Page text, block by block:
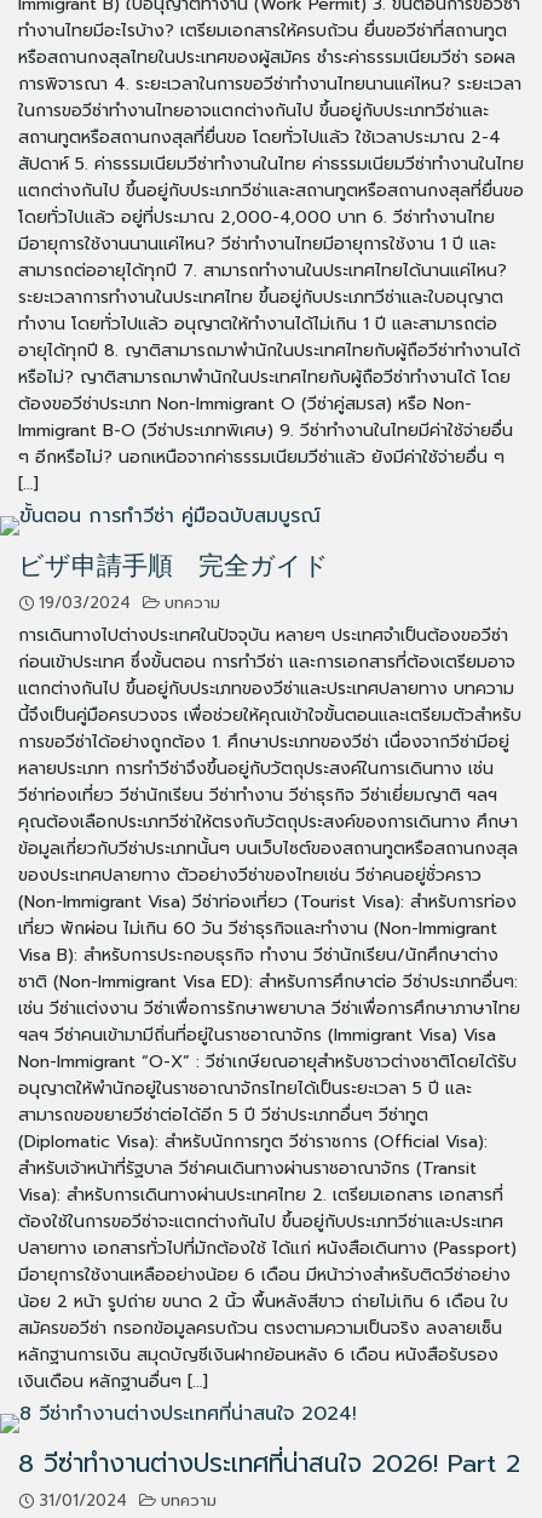
ทำงานไทยมีอะไรบ้าง? เตรียมเอกสารให้ครบถ้วน ยื่นขอวีซ่าที่สถานทูต
หรือสถานกงสุลไทยในประเทศของผู้สมัคร ชำระค่าธรรมเนียมวีซ่า รอผล
การพิจารณา 4. ระยะเวลาในการขอวีซ่าทำงานไทยนานแค่ไหน? ระยะเวลา
ในการขอวีซ่าทำงานไทยอาจแตกต่างกันไป ขึ้นอยู่กับประเภทวีซ่าและ
สถานทูตหรือสถานกงสุลที่ยื่นขอ โดยทั่วไปแล้ว ใช้เวลาประมาณ 2-4
สัปดาห์ 5. ค่าธรรมเนียมวีซ่าทำงานในไทย ค่าธรรมเนียมวีซ่าทำงานในไทย
แตกต่างกันไป ขึ้นอยู่กับประเภทวีซ่าและสถานทูตหรือสถานกงสุลที่ยื่นขอ
โดยทั่วไปแล้ว อยู่ที่ประมาณ 2,000-4,000 บาท 6. วีซ่าทำงานไทย
มีอายุการใช้งานนานแค่ไหน? วีซ่าทำงานไทยมีอายุการใช้งาน 1 ปี และ
สามารถต่ออายุได้ทุกปี 7. สามารถทำงานในประเทศไทยได้นานแค่ไหน?
ระยะเวลาการทำงานในประเทศไทย ขึ้นอยู่กับประเภทวีซ่าและใบอนุญาต
ทำงาน โดยทั่วไปแล้ว อนุญาตให้ทำงานได้ไม่เกิน 1 ปี และสามารถต่อ
อายุได้ทุกปี 8. ญาติสามารถมาพำนักในประเทศไทยกับผู้ถือวีซ่าทำงานได้
หรือไม่? ญาติสามารถมาพำนักในประเทศไทยกับผู้ถือวีซ่าทำงานได้ โดย
ต้องขอวีซ่าประเภท Non-Immigrant O (วีซ่าคู่สมรส) หรือ Non-
Immigrant B-O (วีซ่าประเภทพิเศษ) 9. วีซ่าทำงานในไทยมีค่าใช้จ่ายอื่น
ๆ อีกหรือไม่? นอกเหนือจากค่าธรรมเนียมวีซ่าแล้ว ยังมีค่าใช้จ่ายอื่น ๆ
[…]
ビザ申請手順 完全ガイド
19/03/2024 บทความ
การเดินทางไปต่างประเทศในปัจจุบัน หลายๆ ประเทศจำเป็นต้องขอวีซ่า
ก่อนเข้าประเทศ ซึ่งขั้นตอน การทำวีซ่า และการเอกสารที่ต้องเตรียมอาจ
แตกต่างกันไป ขึ้นอยู่กับประเภทของวีซ่าและประเทศปลายทาง บทความ
นี้จึงเป็นคู่มือครบวงจร เพื่อช่วยให้คุณเข้าใจขั้นตอนและเตรียมตัวสำหรับ
การขอวีซ่าได้อย่างถูกต้อง 1. ศึกษาประเภทของวีซ่า เนื่องจากวีซ่ามีอยู่
หลายประเภท การทำวีซ่าจึงขึ้นอยู่กับวัตถุประสงค์ในการเดินทาง เช่น
วีซ่าท่องเที่ยว วีซ่านักเรียน วีซ่าทำงาน วีซ่าธุรกิจ วีซ่าเยี่ยมญาติ ฯลฯ
คุณต้องเลือกประเภทวีซ่าให้ตรงกับวัตถุประสงค์ของการเดินทาง ศึกษา
ข้อมูลเกี่ยวกับวีซ่าประเภทนั้นๆ บนเว็บไซต์ของสถานทูตหรือสถานกงสุล
ของประเทศปลายทาง ตัวอย่างวีซ่าของไทยเช่น วีซ่าคนอยู่ชั่วคราว
(Non-Immigrant Visa) วีซ่าท่องเที่ยว (Tourist Visa): สำหรับการท่อง
เที่ยว พักผ่อน ไม่เกิน 60 วัน วีซ่าธุรกิจและทำงาน (Non-Immigrant
Visa B): สำหรับการประกอบธุรกิจ ทำงาน วีซ่านักเรียน/นักศึกษาต่าง
ชาติ (Non-Immigrant Visa ED): สำหรับการศึกษาต่อ วีซ่าประเภทอื่นๆ:
เช่น วีซ่าแต่งงาน วีซ่าเพื่อการรักษาพยาบาล วีซ่าเพื่อการศึกษาภาษาไทย
ฯลฯ วีซ่าคนเข้ามามีถิ่นที่อยู่ในราชอาณาจักร (Immigrant Visa) Visa
Non-Immigrant “O-X” : วีซ่าเกษียณอายุสำหรับชาวต่างชาติโดยได้รับ
อนุญาตให้พำนักอยู่ในราชอาณาจักรไทยได้เป็นระยะเวลา 5 ปี และ
สามารถขอขยายวีซ่าต่อได้อีก 5 ปี วีซ่าประเภทอื่นๆ วีซ่าทูต
(Diplomatic Visa): สำหรับนักการทูต วีซ่าราชการ (Official Visa):
สำหรับเจ้าหน้าที่รัฐบาล วีซ่าคนเดินทางผ่านราชอาณาจักร (Transit
Visa): สำหรับการเดินทางผ่านประเทศไทย 2. เตรียมเอกสาร เอกสารที่
ต้องใช้ในการขอวีซ่าจะแตกต่างกันไป ขึ้นอยู่กับประเภทวีซ่าและประเทศ
ปลายทาง เอกสารทั่วไปที่มักต้องใช้ ได้แก่ หนังสือเดินทาง (Passport)
มีอายุการใช้งานเหลืออย่างน้อย 6 เดือน มีหน้าว่างสำหรับติดวีซ่าอย่าง
น้อย 2 หน้า รูปถ่าย ขนาด 2 นิ้ว พื้นหลังสีขาว ถ่ายไม่เกิน 6 เดือน ใบ
สมัครขอวีซ่า กรอกข้อมูลครบถ้วน ตรงตามความเป็นจริง ลงลายเซ็น
หลักฐานการเงิน สมุดบัญชีเงินฝากย้อนหลัง 6 เดือน หนังสือรับรอง
เงินเดือน หลักฐานอื่นๆ […]
8 วีซ่าทำงานต่างประเทศที่น่าสนใจ 2026! Part 2
31/01/2024 บทความ